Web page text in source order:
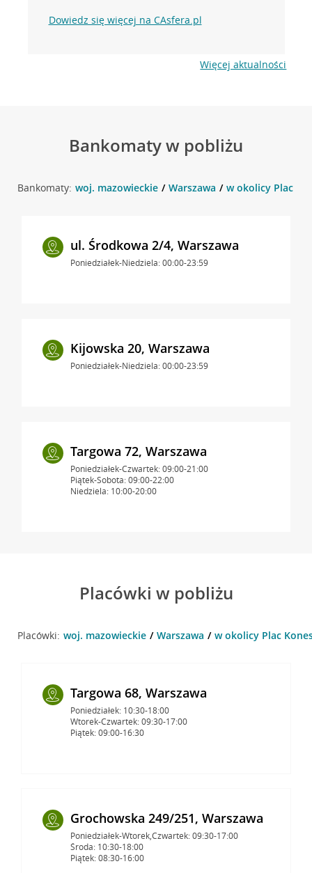
Dowiedz się więcej na CAsfera.pl
Więcej aktualności
Bankomaty w pobliżu
Bankomaty: woj. mazowieckie Warszawa w okolicy Plac
ul. Środkowa 2/4, Warszawa
Poniedziałek-Niedziela: 00:00-23:59
Kijowska 20, Warszawa
Poniedziałek-Niedziela: 00:00-23:59
Targowa 72, Warszawa
Poniedziałek-Czwartek: 09:00-21:00
Piątek-Sobota: 09:00-22:00
Niedziela: 10:00-20:00
Placówki w pobliżu
Placówki: woj. mazowieckie Warszawa w okolicy Plac
Targowa 68, Warszawa
Poniedziałek: 10:30-18:00
Wtorek-Czwartek: 09:30-17:00
Piątek: 09:00-16:30
Grochowska 249/251, Warszawa
Poniedziałek-Wtorek,Czwartek: 09:30-17:00
Środa: 10:30-18:00
Piątek: 08:30-16:00